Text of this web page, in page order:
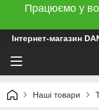
Працюємо у
Інтернет-магазин
Наші товари